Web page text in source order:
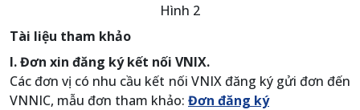
Hình 2
Tài liệu tham khảo
I. Đơn xin đăng ký kết nối VNIX.
Các đơn vị có nhu cầu kết nối VNIX đăng ký gửi đơn đến
VNNIC, mẫu đơn tham khảo: Đơn đăng ký